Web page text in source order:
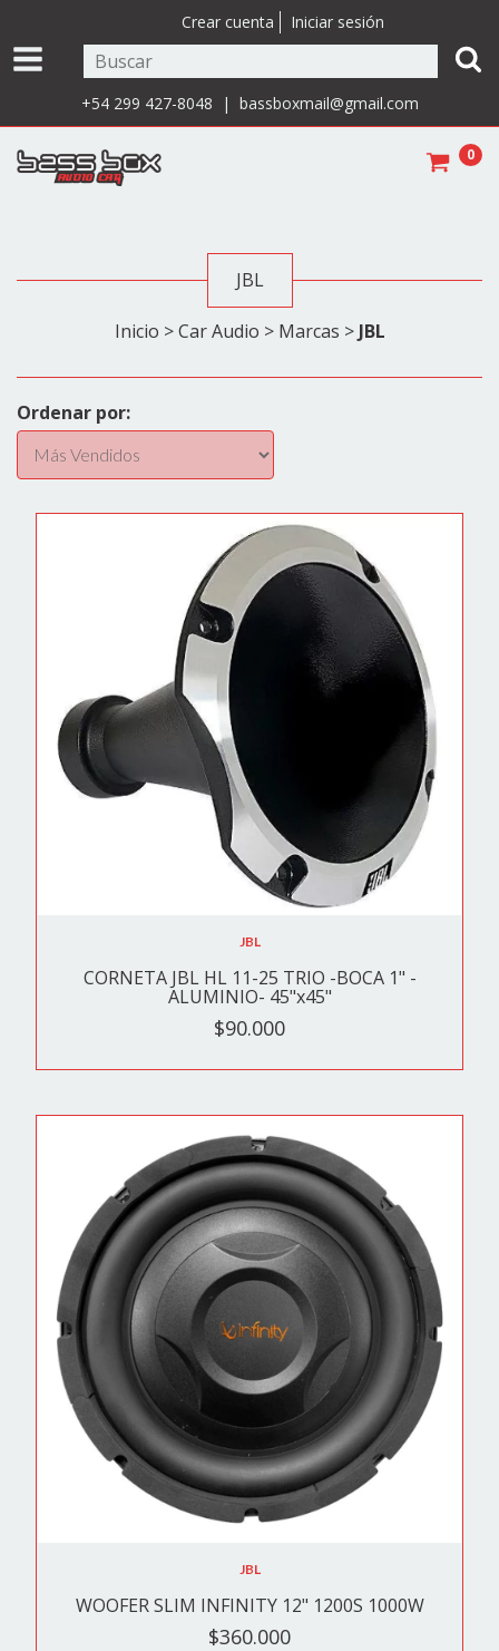
Crear cuenta Iniciar sesión
+54 299 427-8048 | bassboxmail@gmail.com
0
JBL
Inicio > Car Audio > Marcas > JBL
Ordenar por:
JBL
CORNETA JBL HL 11-25 TRIO -BOCA 1" -
ALUMINIO- 45"x45"
$90.000
JBL
WOOFER SLIM INFINITY 12" 1200S 1000W
$360.000